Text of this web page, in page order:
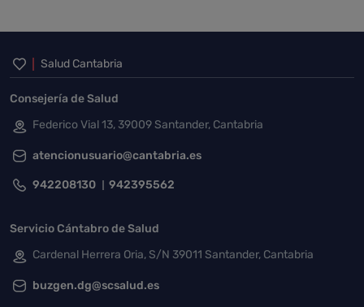
Inicio del pie de página
Salud Cantabria
Consejería de Salud
Federico Vial 13, 39009 Santander, Cantabria
atencionusuario@cantabria.es
942208130 942395562
Servicio Cántabro de Salud
Cardenal Herrera Oria, S/N 39011 Santander, Cantabria
buzgen.dg@scsalud.es